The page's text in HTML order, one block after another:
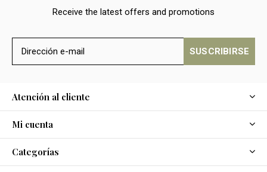
Receive the latest offers and promotions
SUSCRIBIRSE
Atención al cliente
Mi cuenta
Categorías